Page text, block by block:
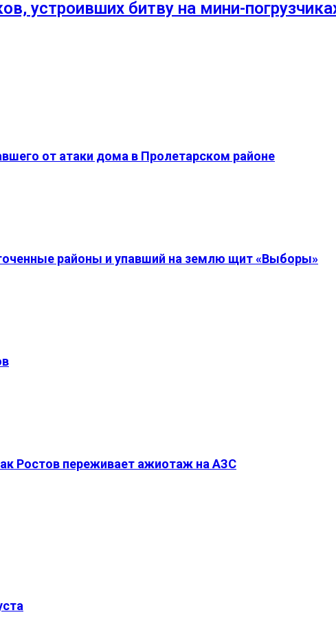
устроивших битву на мини-
от атаки дома в Пролетарском районе
районы и упавший на землю щит «Выборы»
Ростов переживает ажиотаж на АЗС